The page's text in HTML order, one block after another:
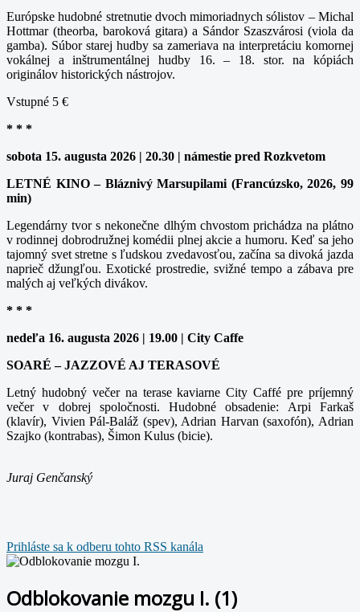
Európske hudobné stretnutie dvoch mimoriadnych sólistov – Michal
Hottmar (theorba, baroková gitara) a Sándor Szaszvárosi (viola da
gamba). Súbor starej hudby sa zameriava na interpretáciu komornej
vokálnej a inštrumentálnej hudby 16. – 18. stor. na kópiách
originálov historických nástrojov.
Vstupné 5 €
* * *
sobota 15. augusta 2026 | 20.30 | námestie pred Rozkvetom
LETNÉ KINO – Bláznivý Marsupilami (Francúzsko, 2026, 99
min)
Legendárny tvor s nekonečne dlhým chvostom prichádza na plátno
v rodinnej dobrodružnej komédii plnej akcie a humoru. Keď sa jeho
tajomný svet stretne s ľudskou zvedavosťou, začína sa divoká jazda
naprieč džungľou. Exotické prostredie, svižné tempo a zábava pre
malých aj veľkých divákov.
* * *
nedeľa 16. augusta 2026 | 19.00 | City Caffe
SOARÉ – JAZZOVÉ AJ TERASOVÉ
Letný hudobný večer na terase kaviarne City Caffé pre príjemný
večer v dobrej spoločnosti. Hudobné obsadenie: Arpi Farkaš
(klavír), Vivien Pál-Baláž (spev), Adrian Harvan (saxofón), Adrian
Szajko (kontrabas), Šimon Kulus (bicie).
Juraj Genčanský
Prihláste sa k odberu tohto RSS kanála
Odblokovanie mozgu I. (1)